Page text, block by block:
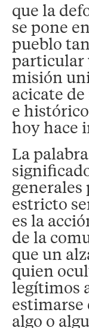
que la
se pone
pueblo
particular
misión
acicate
e
hoy hace
La
generales
estricto
es la
de la
que un
quien
legítimos
algo o